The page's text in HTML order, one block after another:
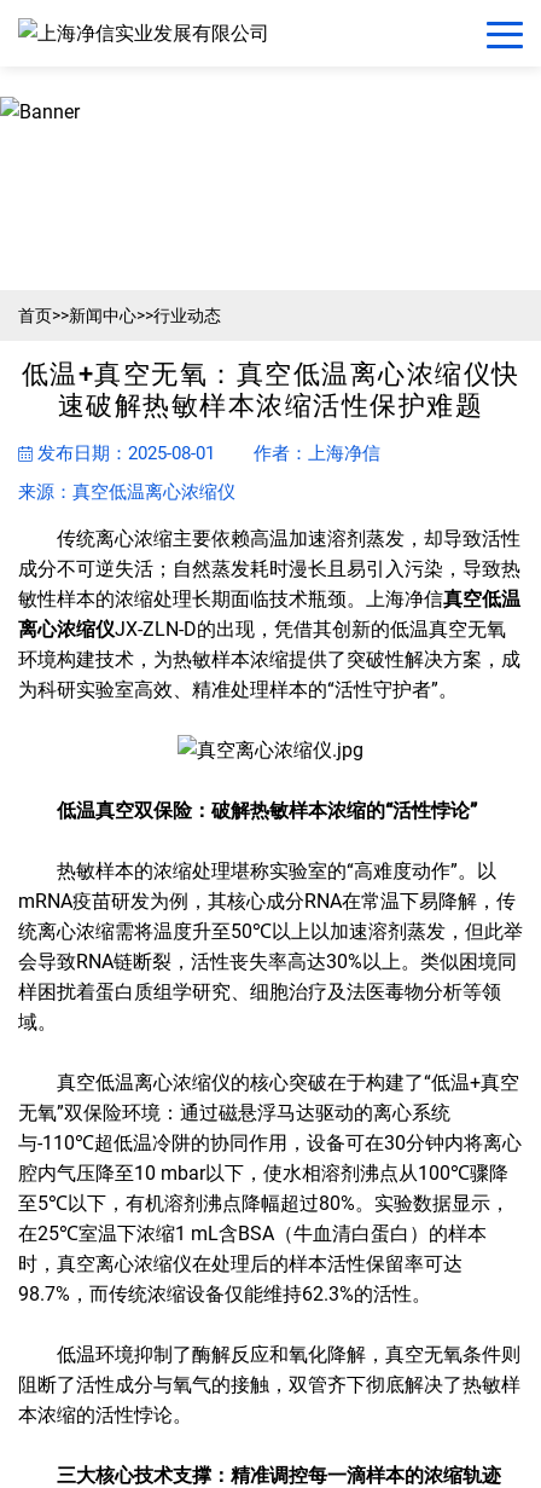
首页>>新闻中心>>行业动态
低温+真空无氧：真空低温离心浓缩仪快
速破解热敏样本浓缩活性保护难题
发布日期：2025-08-01
作者：上海净信
来源：真空低温离心浓缩仪
传统离心浓缩主要依赖高温加速溶剂蒸发，却导致活性
成分不可逆失活；自然蒸发耗时漫长且易引入污染，导致热
敏性样本的浓缩处理长期面临技术瓶颈。上海净信真空低温
离心浓缩仪JX-ZLN-D的出现，凭借其创新的低温真空无氧
环境构建技术，为热敏样本浓缩提供了突破性解决方案，成
为科研实验室高效、精准处理样本的“活性守护者”。
低温真空双保险：破解热敏样本浓缩的“活性悖论”
热敏样本的浓缩处理堪称实验室的“高难度动作”。以
mRNA疫苗研发为例，其核心成分RNA在常温下易降解，传
统离心浓缩需将温度升至50℃以上以加速溶剂蒸发，但此举
会导致RNA链断裂，活性丧失率高达30%以上。类似困境同
样困扰着蛋白质组学研究、细胞治疗及法医毒物分析等领
域。
真空低温离心浓缩仪的核心突破在于构建了“低温+真空
无氧”双保险环境：通过磁悬浮马达驱动的离心系统
与-110℃超低温冷阱的协同作用，设备可在30分钟内将离心
腔内气压降至10 mbar以下，使水相溶剂沸点从100℃骤降
至5℃以下，有机溶剂沸点降幅超过80%。实验数据显示，
在25℃室温下浓缩1 mL含BSA（牛血清白蛋白）的样本
时，真空离心浓缩仪在处理后的样本活性保留率可达
98.7%，而传统浓缩设备仅能维持62.3%的活性。
低温环境抑制了酶解反应和氧化降解，真空无氧条件则
阻断了活性成分与氧气的接触，双管齐下彻底解决了热敏样
本浓缩的活性悖论。
三大核心技术支撑：精准调控每一滴样本的浓缩轨迹